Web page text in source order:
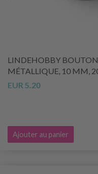
LINDEHOBBY
MÉTALLIQUE, 10 MM,
EUR 5.20
Ajouter au panier